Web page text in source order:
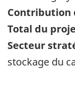
Contribution
Total du
Secteur
stockage du